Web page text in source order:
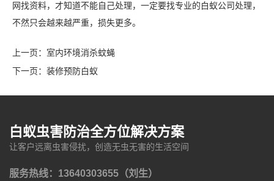
网找资料，才知道不能自己处理，一定要找专业的白蚁公司处理，
不然只会越来越严重，损失更多。
上一页： 室内环境消杀蚊蝇
下一页： 装修预防白蚁
白蚁虫害防治全方位解决方案
让客户远离虫害侵扰，创造无虫无害的生活空间
服务热线：13640303655（刘生）